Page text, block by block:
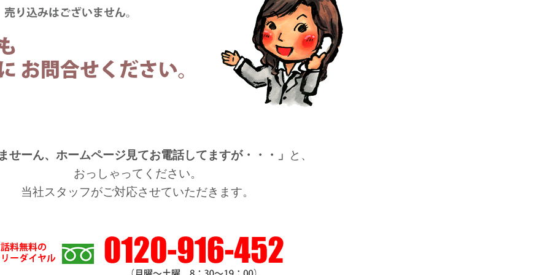
せーん、ホームページ見てお電話してますが・・・」
と、
おっしゃってください。
当社スタッフがご対応させていただきます。